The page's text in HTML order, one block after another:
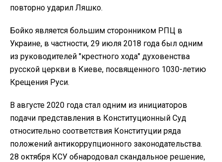
повторно ударил Ляшко.
Бойко является большим сторонником РПЦ в
Украине, в частности, 29 июля 2018 года был одним
из руководителей "крестного хода" духовенства
русской церкви в Киеве, посвященного 1030-летию
Крещения Руси.
В августе 2020 года стал одним из инициаторов
подачи представления в Конституционный Суд
относительно соответствия Конституции ряда
положений антикоррупционного законодательства.
28 октября КСУ обнародовал скандальное решение,